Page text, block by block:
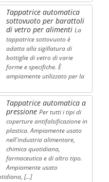
Tappatrice automatica
sottovuoto per barattoli
di vetro per alimenti La
tappatrice sottovuoto è
adatta alla sigillatura di
bottiglie di vetro di varie
forme e specifiche. È
ampiamente utilizzato per la
Tappatrice automatica a
pressione Per tutti i tipi di
coperture antifalsificazione in
plastica. Ampiamente usato
nell'industria alimentare,
chimica quotidiana,
farmaceutica e di altro tipo.
Ampiamente usato
[…]